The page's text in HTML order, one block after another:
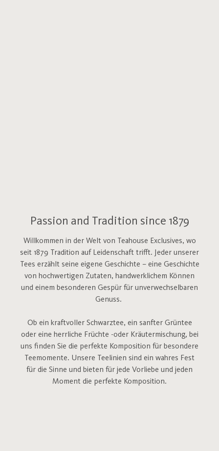
Passion and Tradition since 1879
Willkommen in der Welt von Teahouse Exclusives, wo
seit 1879 Tradition auf Leidenschaft trifft. Jeder unserer
Tees erzählt seine eigene Geschichte – eine Geschichte
von hochwertigen Zutaten, handwerklichem Können
und einem besonderen Gespür für unverwechselbaren
Genuss.
Ob ein kraftvoller Schwarztee, ein sanfter Grüntee
oder eine herrliche Früchte -oder Kräutermischung, bei
uns finden Sie die perfekte Komposition für besondere
Teemomente. Unsere Teelinien sind ein wahres Fest
für die Sinne und bieten für jede Vorliebe und jeden
Moment die perfekte Komposition.